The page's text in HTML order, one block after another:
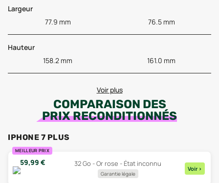
Largeur
77.9 mm
76.5 mm
Hauteur
158.2 mm
161.0 mm
Voir plus
COMPARAISON DES
PRIX RECONDITIONNÉS
IPHONE 7 PLUS
MEILLEUR PRIX
59,99 € 32 Go - Or rose - État inconnu
Garantie légale
Voir >